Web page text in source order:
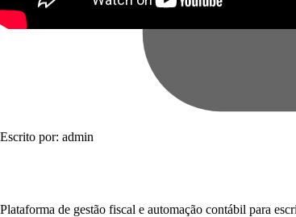
Escrito por: admin
Plataforma de gestão fiscal e automação contábil para